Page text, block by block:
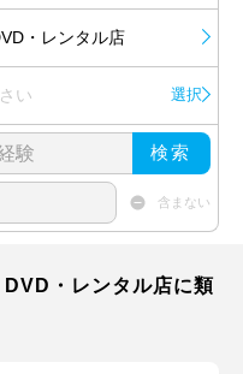
・レンタル店
い 選択
検索
含まない
・レンタル店に類